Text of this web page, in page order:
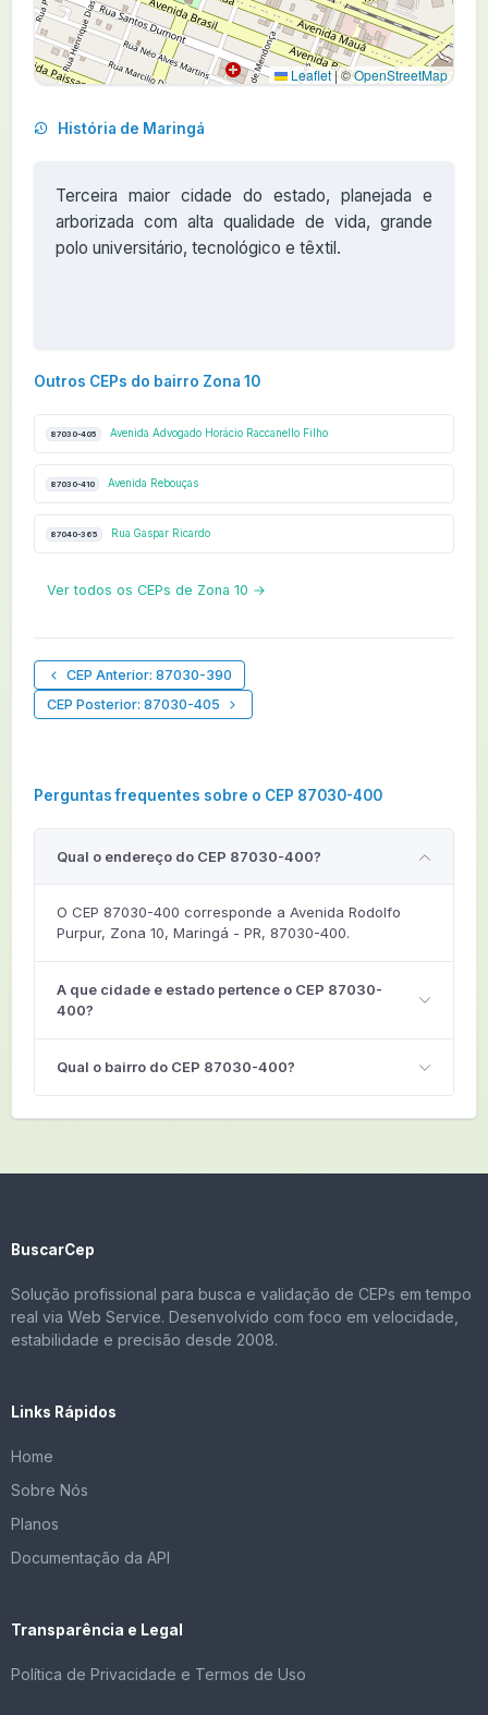
Leaflet|©OpenStreetMap
História de Maringá
Terceira maior cidade do estado, planejada e
arborizada com alta qualidade de vida, grande
polo universitário, tecnológico e têxtil.
Outros CEPs do bairro Zona 10
87030-405 Avenida Advogado Horácio Raccanello Filho
87030-410 Avenida Rebouças
87040-365 Rua Gaspar Ricardo
Ver todos os CEPs de Zona 10 →
CEP Anterior: 87030-390
CEP Posterior: 87030-405
Perguntas frequentes sobre o CEP 87030-400
Qual o endereço do CEP 87030-400?
O CEP 87030-400 corresponde a Avenida Rodolfo
Purpur, Zona 10, Maringá - PR, 87030-400.
A que cidade e estado pertence o CEP 87030-
400?
Qual o bairro do CEP 87030-400?
BuscarCep
Solução profissional para busca e validação de CEPs em tempo
real via Web Service. Desenvolvido com foco em velocidade,
estabilidade e precisão desde 2008.
Links Rápidos
Home
Sobre Nós
Planos
Documentação da API
Transparência e Legal
Política de Privacidade e Termos de Uso